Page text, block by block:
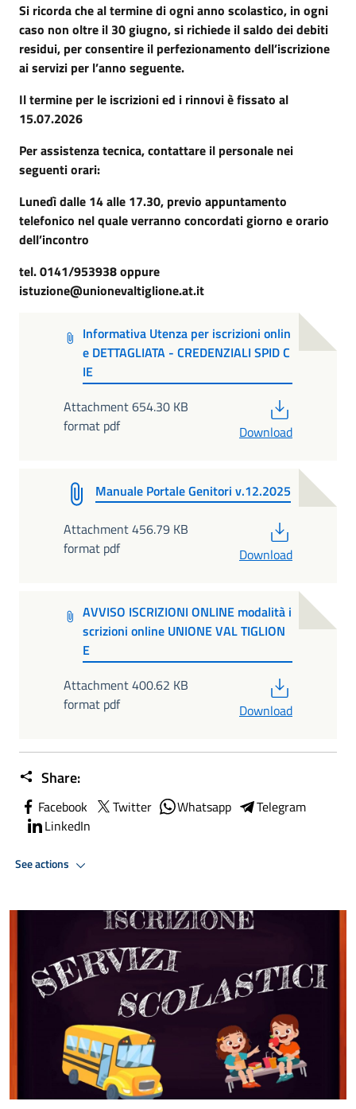
Si ricorda che al termine di ogni anno scolastico, in ogni
caso non oltre il 30 giugno, si richiede il saldo dei debiti
residui, per consentire il perfezionamento dell’iscrizione
ai servizi per l’anno seguente.
Il termine per le iscrizioni ed i rinnovi è fissato al
15.07.2026
Per assistenza tecnica, contattare il personale nei
seguenti orari:
Lunedì dalle 14 alle 17.30, previo appuntamento
telefonico nel quale verranno concordati giorno e orario
dell’incontro
tel. 0141/953938 oppure
istuzione@unionevaltiglione.at.it
Informativa Utenza per iscrizioni onlin
e DETTAGLIATA - CREDENZIALI SPID C
IE
Attachment 654.30 KB
format pdf
Download
Manuale Portale Genitori v.12.2025
Attachment 456.79 KB
format pdf
Download
AVVISO ISCRIZIONI ONLINE modalità i
scrizioni online UNIONE VAL TIGLION
E
Attachment 400.62 KB
format pdf
Download
Share:
Facebook Twitter Whatsapp
Telegram
LinkedIn
See actions